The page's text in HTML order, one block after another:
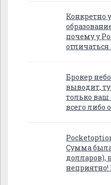
Конкретно
почему у
Брокер
выводит,
только ваш
всего либо
Сумма была
долларов),